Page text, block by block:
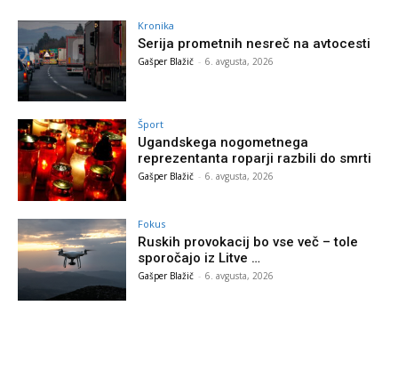
Kronika
Serija prometnih nesreč na avtocesti
Gašper Blažič - 6. avgusta, 2026
Šport
Ugandskega nogometnega
reprezentanta roparji razbili do smrti
Gašper Blažič - 6. avgusta, 2026
Fokus
Ruskih provokacij bo vse več – tole
sporočajo iz Litve …
Gašper Blažič - 6. avgusta, 2026